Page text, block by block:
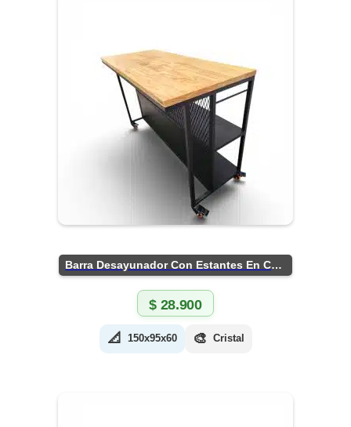
Barra Desayunador Con Estantes En Chapa
$28.900
📐 150x95x60 🎨 Cristal